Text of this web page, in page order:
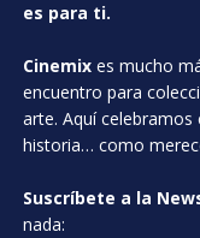
es para ti.
Cinemix es mucho
encuentro para
arte. Aquí celebramos
historia… como
Suscríbete a la
nada: